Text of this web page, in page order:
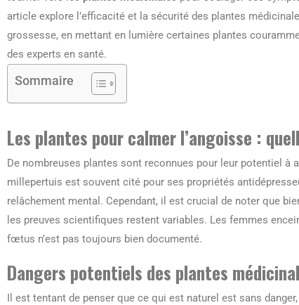
article explore l’efficacité et la sécurité des plantes
grossesse, en mettant en lumière certaines plantes
des experts en santé.
Sommaire
Les plantes pour calmer l’angoisse :
De nombreuses plantes sont reconnues pour leur potentiel à
millepertuis est souvent cité pour ses propriétés
relâchement mental. Cependant, il est crucial de noter que
les preuves scientifiques restent variables. Les femmes
fœtus n’est pas toujours bien documenté.
Dangers potentiels des plantes
Il est tentant de penser que ce qui est naturel est sans